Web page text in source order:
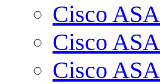
Cisco
Cisco
Cisco